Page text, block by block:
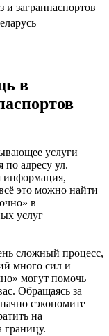
загранпаспортов
в
услуги
адресу ул.
информация,
это можно найти
в
услуг
сложный процесс,
много сил и
могут помочь
Обращаясь за
сэкономите
на
границу.